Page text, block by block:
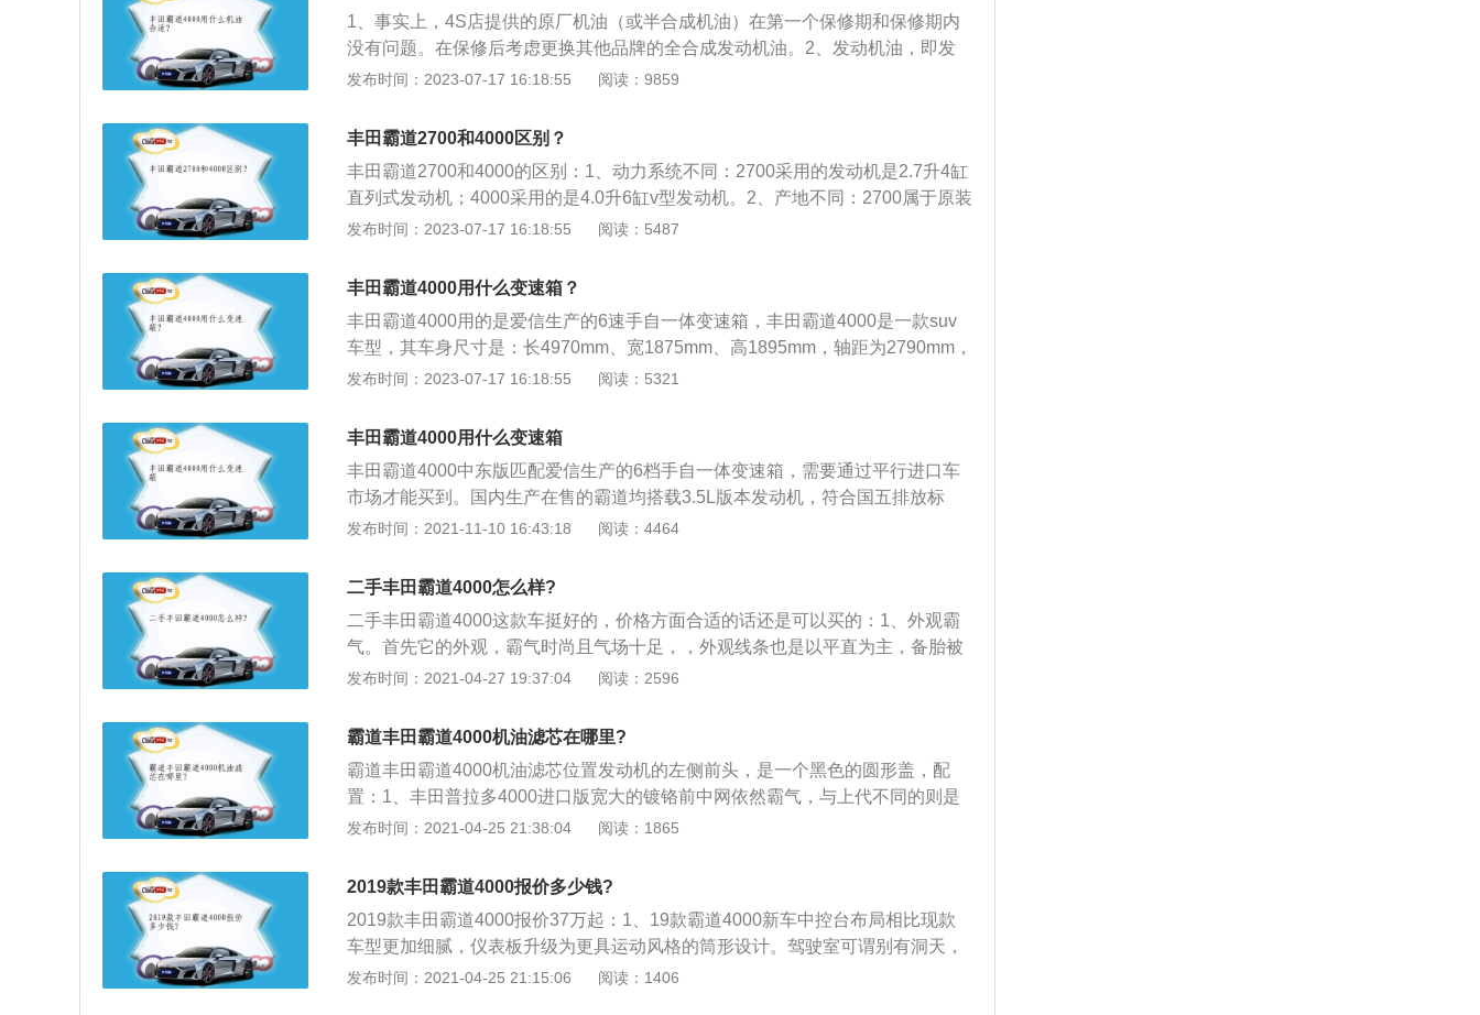
1、事实上，4S店提供的原厂机油（或半合成机油）在第一个保修期和保修期内
没有问题。在保修后考虑更换其他品牌的全合成发动机油。2、发动机油，即发
动机润滑油，被称为汽车的“血液”。它可以润滑、清洁、冷却、密封、减少磨
些部件移动速度快，环境恶劣，工作温度可达400°C至600°C。在这种恶劣的工
作条件下，只有合格的润滑油才能减少发动机零件的磨损，延长使用寿命。
发布时间：2023-07-17 16:18:55 阅读：9859
丰田霸道2700和4000区别？
丰田霸道2700和4000的区别：1、动力系统不同：2700采用的发动机是2.7升4缸
直列式发动机；4000采用的是4.0升6缸v型发动机。2、产地不同：2700属于原装
进口，没有国产，2700只有GX这个版本；4000为一汽丰田国产，产地在四川成
制；4000配置了atrc主动牵引控制，并且配置后差速锁、真皮座椅、座椅通风、
遥控启动等。丰田霸道是丰田陆地巡洋舰系列中的越野车，有高度坚固的车架以
及强化的悬架系统，越野能力和通过能力都比较可观。
发布时间：2023-07-17 16:18:55 阅读：5487
丰田霸道4000用什么变速箱？
丰田霸道4000用的是爱信生产的6速手自一体变速箱，丰田霸道4000是一款suv
车型，其车身尺寸是：长4970mm、宽1875mm、高1895mm，轴距为2790mm，
油箱容积为87l。丰田霸道4000搭载了4.0l自然吸气发动机，最大马力是243ps，
构式悬架，配置方面有动力调节悬挂系统、多路况选择系统、低速控制系统。
发布时间：2023-07-17 16:18:55 阅读：5321
丰田霸道4000用什么变速箱
丰田霸道4000中东版匹配爱信生产的6档手自一体变速箱，需要通过平行进口车
市场才能买到。国内生产在售的霸道均搭载3.5L版本发动机，符合国五排放标
准，并没有4.0L版本车型的生产计划，座椅采用2+2+3的布局，车身结构为非承
55mm、1890mm，轴距为2790mm。丰田霸道4000中东版的主油箱体积为87L，
副油箱体积为63L，最小离地间隙为215mm。丰田霸道4000中东版采用前置四驱
的驱动模式，四驱形式为全时四驱，中央差速器为托森式差速器，四驱转换模式
为电控切换。丰田霸道4000中东版的标配有：主/副驾驶位安全气囊、胎压监测装
置、前排安全带未系提示、ABS防抱死、制动力分配、刹车辅助、牵引力控制、
等。
发布时间：2021-11-10 16:43:18 阅读：4464
二手丰田霸道4000怎么样?
二手丰田霸道4000这款车挺好的，价格方面合适的话还是可以买的：1、外观霸
气。首先它的外观，霸气时尚且气场十足，，外观线条也是以平直为主，备胎被
布置在了尾厢下面，整体车身坚持了高原硬汉的固有形象。，还多了一份特别的
diA6一样，慢慢有了官车的印象，所以买普拉多，有些人会感到我开辆普拉多，
某泰品牌的汽车，说不定用上半年，你的脱手能力就造就上来了，开个汽车修理
厂也不是不成能的；但买辆丰田普拉多就分歧了，造就的却是你的“废材”能力，
也许开车10年了，啥都没学会，只学会了换玻璃水；3、修理方便。合伙品牌的
约维修工时以及维修调养廉价上，而普拉多虽然售价40万起步，但它的配件不但
廉价并且好找，即便在偏僻地域都找到相应的配件進行改换，难怪喜爱去西藏玩
的土豪们都特别喜爱用普拉多历代都能坚持高颜值。
发布时间：2021-04-27 19:37:04 阅读：2596
霸道丰田霸道4000机油滤芯在哪里?
霸道丰田霸道4000机油滤芯位置发动机的左侧前头，是一个黑色的圆形盖，配
置：1、丰田普拉多4000进口版宽大的镀铬前中网依然霸气，与上代不同的则是
横格栅的造型与上代成相反的设计而成；2、倾斜角度更大的A柱和缓减设计的D
镀洛套件前中网，疝气大灯及LED的配合天衣无缝，宣示着这位力量选手是独一
无二的，硕大的车身以及出色的性能为其赢得了良好的形象。
发布时间：2021-04-25 21:38:04 阅读：1865
2019款丰田霸道4000报价多少钱?
2019款丰田霸道4000报价37万起：1、19款霸道4000新车中控台布局相比现款
车型更加细腻，仪表板升级为更具运动风格的筒形设计。驾驶室可谓别有洞天，
宽大的座椅，提供良好的前方视野；2、中控区域设计合理紧凑，影音娱乐系
发布时间：2021-04-25 21:15:06 阅读：1406